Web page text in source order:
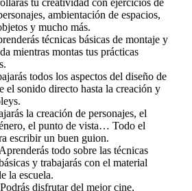
tu creatividad con ejercicios de
ambientación de espacios,
y mucho más.
técnicas básicas de montaje y
mientras montas tus prácticas
todos los aspectos del diseño de
el sonido directo hasta la creación y
la creación de personajes, el
el punto de vista… Todo el
escribir un buen guion.
todo sobre las técnicas
y trabajarás con el material
la escuela.
disfrutar del mejor cine,